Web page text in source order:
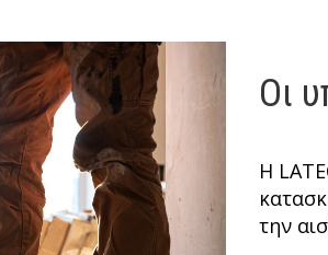
Οι
Η
την